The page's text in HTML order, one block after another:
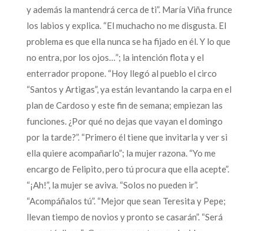
y además la mantendrá cerca de ti”. María Viña frunce
los labios y explica. “El muchacho no me disgusta. El
problema es que ella nunca se ha fijado en él. Y lo que
no entra, por los ojos…”; la intención flota y el
enterrador propone. “Hoy llegó al pueblo el circo
“Santos y Artigas”, ya están levantando la carpa en el
plan de Cardoso y este fin de semana; empiezan las
funciones. ¿Por qué no dejas que vayan el domingo
por la tarde?”. “Primero él tiene que invitarla y ver si
ella quiere acompañarlo”; la mujer razona. “Yo me
encargo de Felipito, pero tú procura que ella acepte”.
“¡Ah!”, la mujer se aviva. “Solos no pueden ir”.
“Acompáñalos tú”. “Mejor que sean Teresita y Pepe;
llevan tiempo de novios y pronto se casarán”. “Será